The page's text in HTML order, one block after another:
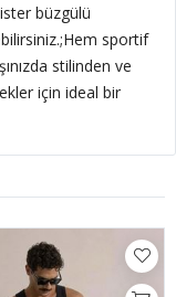
büzgülü
sportif
stilinden ve
için ideal bir